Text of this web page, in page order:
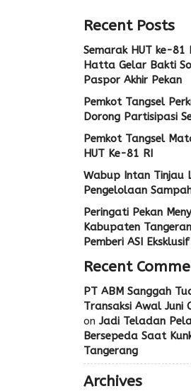
Recent Posts
Semarak HUT ke-81
Hatta Gelar Bakti
Paspor Akhir Pekan
Pemkot Tangsel
Dorong Partisipasi
Pemkot Tangsel
HUT Ke-81 RI
Wabup Intan Tinjau
Pengelolaan
Peringati Pekan
Kabupaten
Pemberi ASI Eksklusif
Recent
PT ABM Sanggah
Transaksi Awal Juni
on Jadi Teladan
Bersepeda Saat
Tangerang
Archives